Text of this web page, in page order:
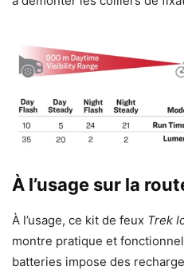
À l’usage sur la
À l’usage, ce kit de feux Trek
montre pratique et
batteries impose des